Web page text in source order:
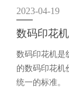
2023-04-19
数码印花
数码印花机是
的数码印花机
统一的标准。